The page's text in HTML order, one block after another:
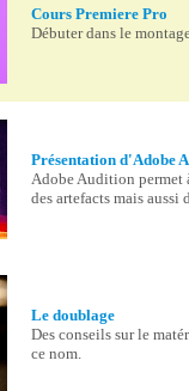
Cours Premiere Pro
Débuter dans le
Présentation d'Adobe
Adobe Audition permet
des artefacts mais aussi
Le doublage
Des conseils sur le
ce nom.